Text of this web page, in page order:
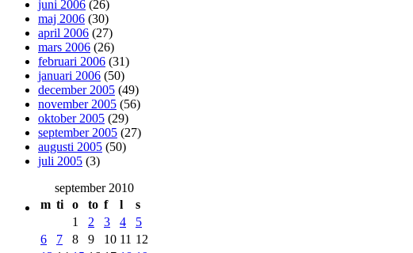
juni 2006 (26)
maj 2006 (30)
april 2006 (27)
mars 2006 (26)
februari 2006 (31)
januari 2006 (50)
december 2005 (49)
november 2005 (56)
oktober 2005 (29)
september 2005 (27)
augusti 2005 (50)
juli 2005 (3)
september 2010
m ti o to f l
s
1
2 3 4
5
6
7 8 9 10 11 12